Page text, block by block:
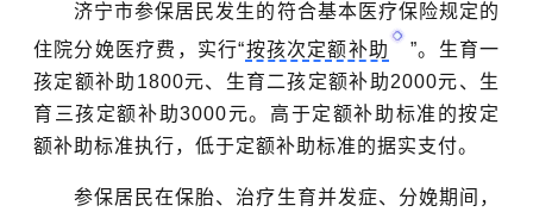
济宁市参保居民发生的符合基本医疗保险规定的
住院分娩医疗费，实行“按孩次定额补助
”。生育一
孩定额补助1800元、生育二孩定额补助2000元、生
育三孩定额补助3000元。高于定额补助标准的按定
额补助标准执行，低于定额补助标准的据实支付。
参保居民在保胎、治疗生育并发症、分娩期间，